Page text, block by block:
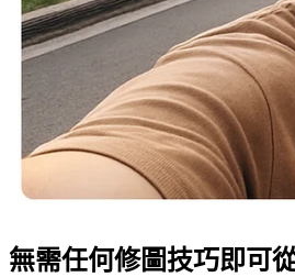
無需任何修圖技巧即可